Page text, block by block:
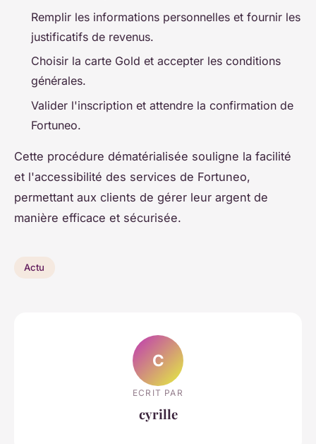
Remplir les informations personnelles et fournir les
justificatifs de revenus.
Choisir la carte Gold et accepter les conditions
générales.
Valider l'inscription et attendre la confirmation de
Fortuneo.
Cette procédure dématérialisée souligne la facilité
et l'accessibilité des services de Fortuneo,
permettant aux clients de gérer leur argent de
manière efficace et sécurisée.
Actu
C
ECRIT PAR
cyrille